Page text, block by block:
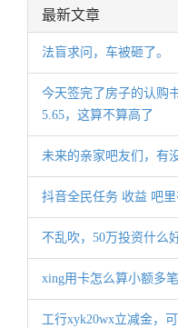
最新文章
法盲求问，车被砸了。
今天签完了房子的认购
5.65，这算不算高了
未来的亲家吧友们，有
抖音全民任务 收益 吧
不乱吹，50万投资什么
xing用卡怎么算小额多笔
工行xyk20wx立减金，